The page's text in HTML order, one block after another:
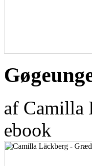
af Camilla
ebook